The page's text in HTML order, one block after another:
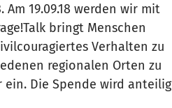
19.09.18 werden wir mit
bringt Menschen
Verhalten zu
regionalen Orten zu
Die Spende wird anteilig